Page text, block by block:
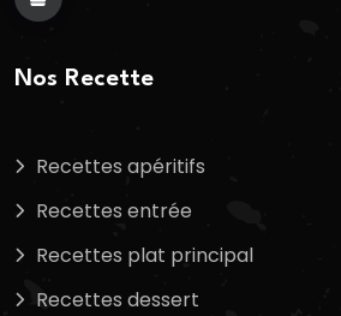
Nos Recette
Recettes apéritifs
Recettes entrée
Recettes plat principal
Recettes dessert